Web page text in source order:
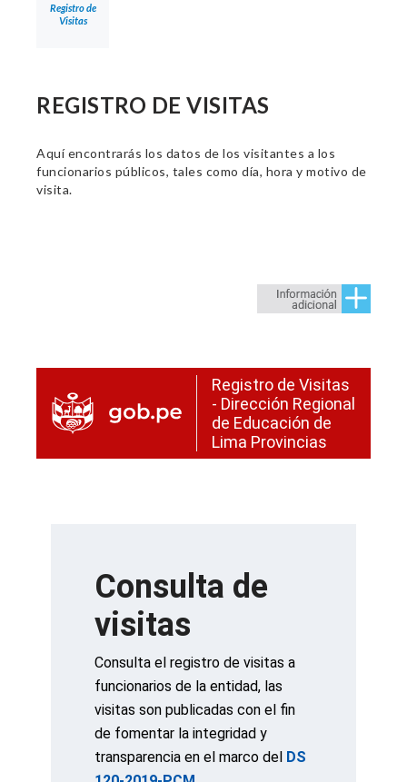
Registro de
Visitas
REGISTRO DE VISITAS
Aquí encontrarás los datos de los visitantes a los
funcionarios públicos, tales como día, hora y motivo de
visita.